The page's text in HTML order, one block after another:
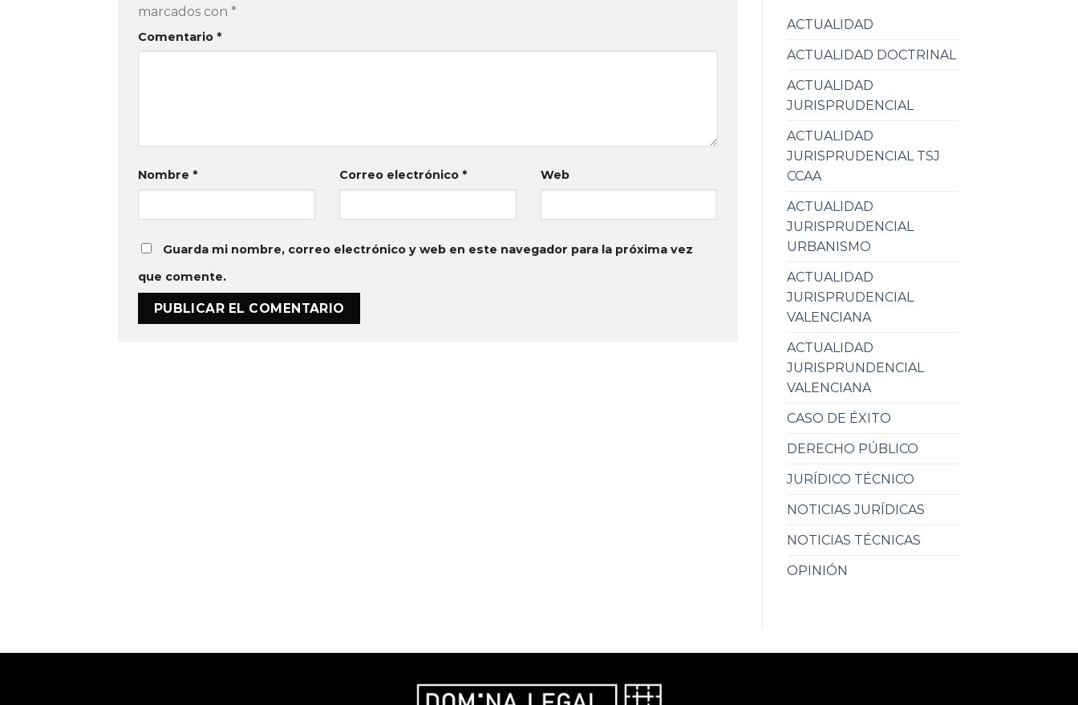
marcados con *
Comentario *
Nombre * Correo electrónico * Web
Guarda mi nombre, correo electrónico y web en este navegador para la próxima vez
que comente.
ACTUALIDAD
ACTUALIDAD DOCTRINAL
ACTUALIDAD
JURISPRUDENCIAL
ACTUALIDAD
JURISPRUDENCIAL TSJ
CCAA
ACTUALIDAD
JURISPRUDENCIAL
URBANISMO
ACTUALIDAD
JURISPRUDENCIAL
VALENCIANA
ACTUALIDAD
JURISPRUNDENCIAL
VALENCIANA
CASO DE ÉXITO
DERECHO PÚBLICO
JURÍDICO TÉCNICO
NOTICIAS JURÍDICAS
NOTICIAS TÉCNICAS
OPINIÓN